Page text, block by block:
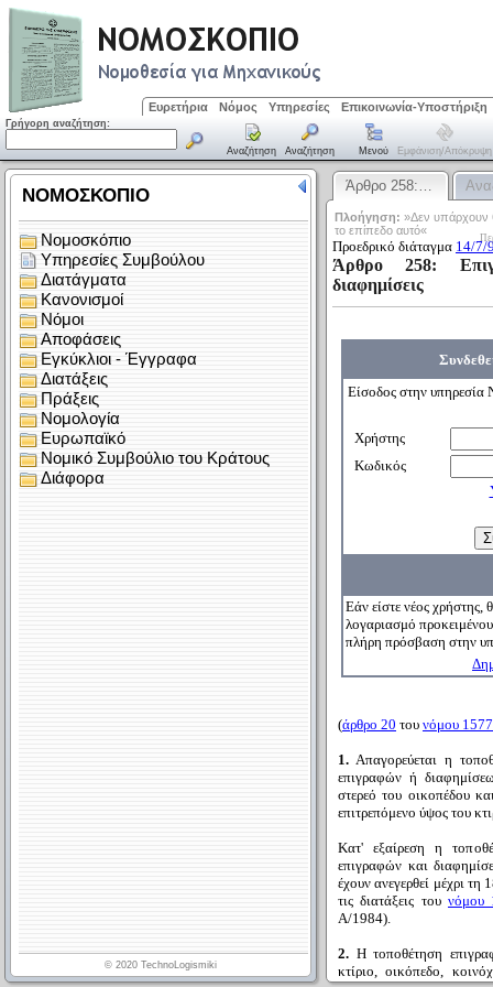
Ευρετήρια Νόμος Υπηρεσίες Επικοινωνία-Υποστήριξη
Γρήγορη αναζήτηση:
Αναζήτηση Αναζήτηση Μενού Εμφάνιση/απόκρυψη
Άρθρο 258:…